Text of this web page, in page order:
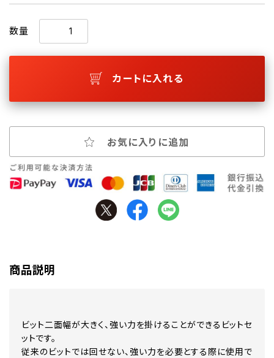
数量
カートに入れる
お気に入りに追加
商品説明
ビット二面幅が大きく、強い力を掛けることができるビットセ
ットです。
従来のビットでは回せない、強い力を必要とする際に使用で